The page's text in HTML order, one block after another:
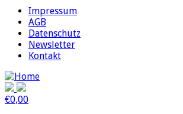
Impressum
AGB
Datenschutz
Newsletter
Kontakt
€0,00